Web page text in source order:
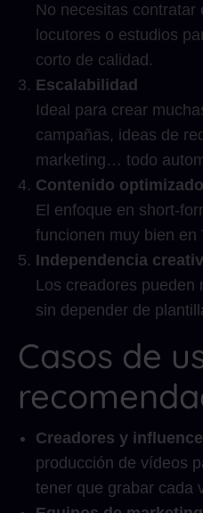
No necesitas contratar
locutores o estudios
corto de calidad.
Escalabilidad
Ideal para crear
campañas, ideas de
marketing… todo
Contenido
El enfoque en short-
funcionen muy bien en
Independencia
Los creadores pueden
sin depender de
Casos de
Creadores y
producción de vídeos
tener que grabar cada